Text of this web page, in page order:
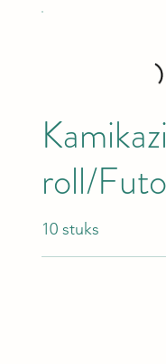
Kamikazi
roll/
10 stuks